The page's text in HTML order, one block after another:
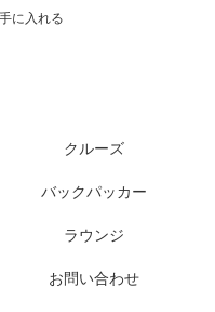
に入れる
クルーズ
バックパッカー
ラウンジ
お問い合わせ